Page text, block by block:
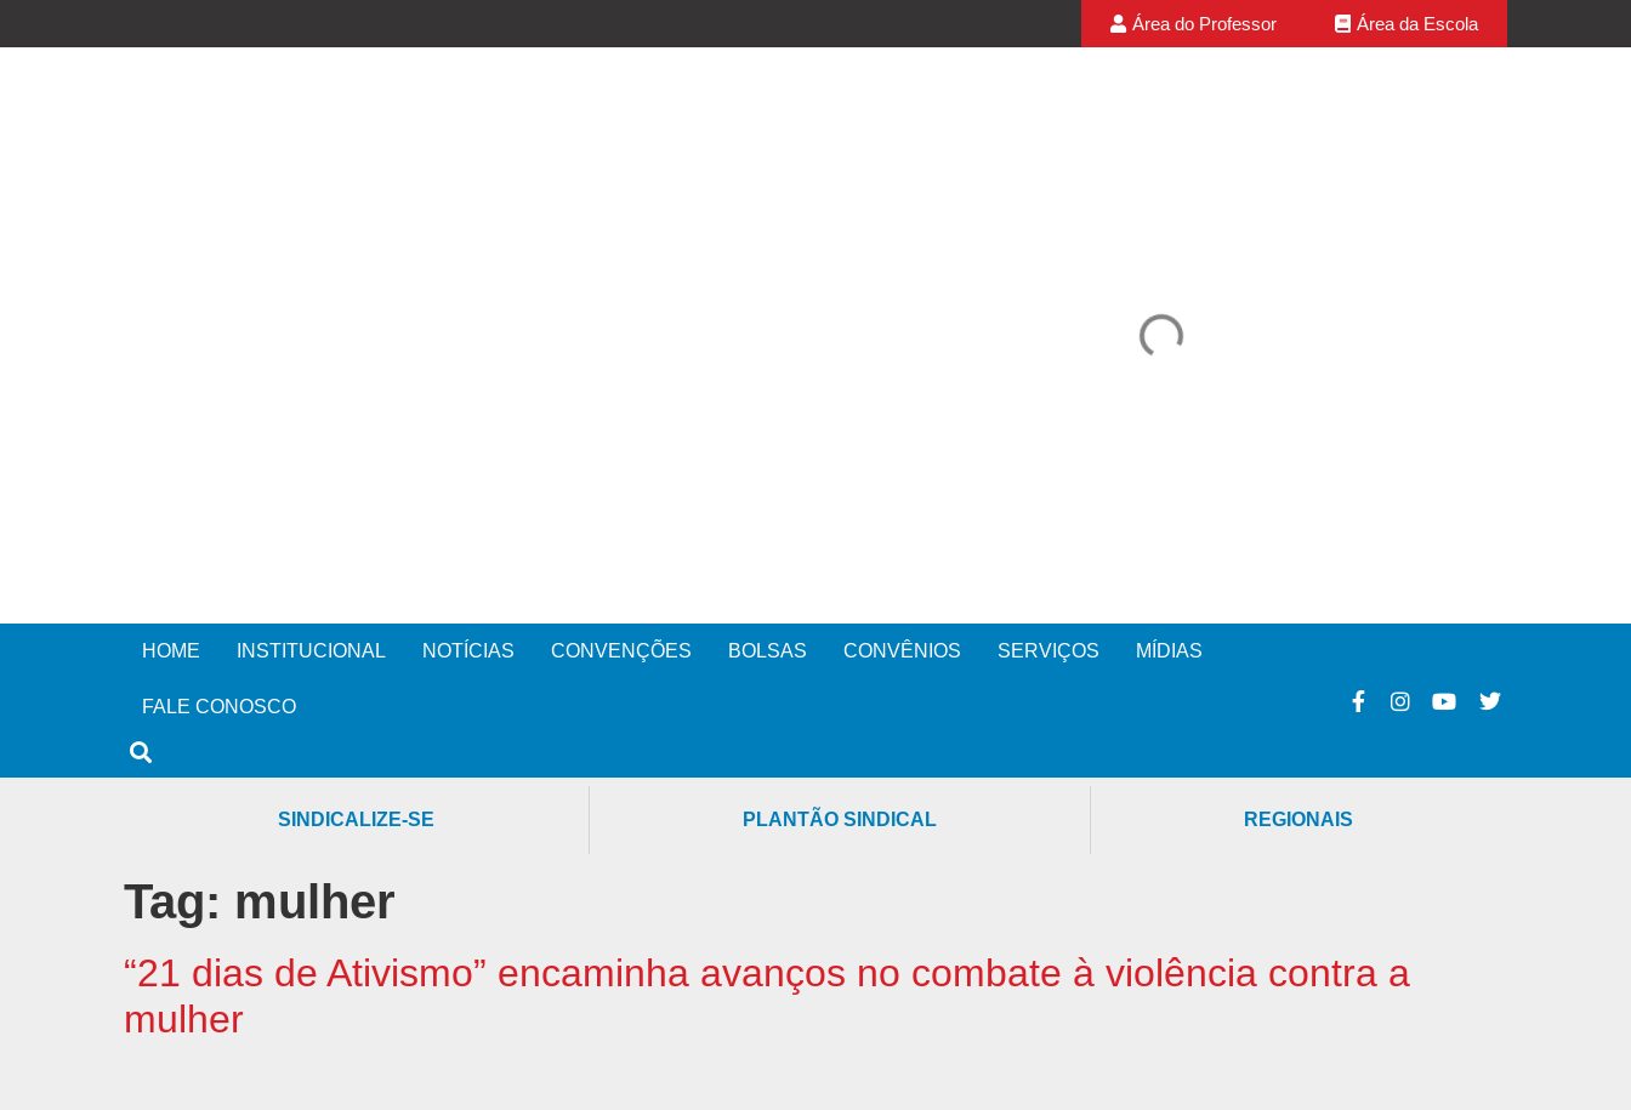
Área do Professor Área da Escola
HOME INSTITUCIONAL NOTÍCIAS CONVENÇÕES BOLSAS CONVÊNIOS SERVIÇOS MÍDIAS
FALE CONOSCO
SINDICALIZE-SE PLANTÃO SINDICAL REGIONAIS
Tag: mulher
“21 dias de Ativismo” encaminha avanços no combate à violência contra a
mulher